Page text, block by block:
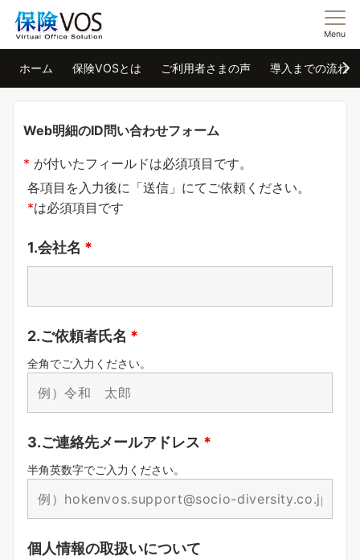
Menu
ホーム 保険VOSとは ご利用者さまの声 導入までの流れ
Web明細のID問い合わせフォーム
* が付いたフィールドは必須項目です。
各項目を入力後に「送信」にてご依頼ください。
*は必須項目です
1.会社名 *
2.ご依頼者氏名 *
全角でご入力ください。
3.ご連絡先メールアドレス *
半角英数字でご入力ください。
個人情報の取扱いについて